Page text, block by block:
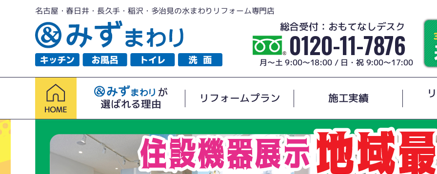
名古屋・春日井・長久手・稲沢・多治見の水まわりリフォーム専門店
総合受付：おもてなしデスク
0120-11-7876
月～土 9:00～18:00 / 日・祝 9:00～17:00
が
選ばれる理由
リフォームプラン 施工実績